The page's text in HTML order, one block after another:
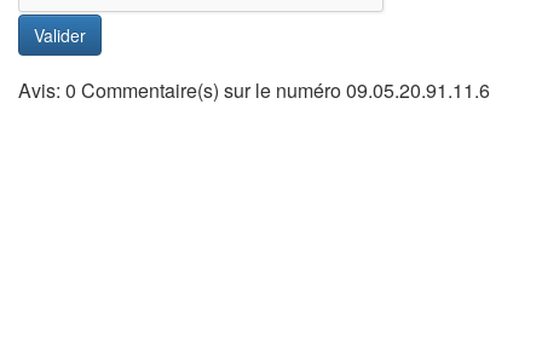
Valider
Avis: 0 Commentaire(s) sur le numéro 09.05.20.91.11.6